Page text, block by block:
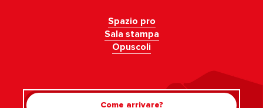
Spazio pro
Sala stampa
Opuscoli
Come arrivare?